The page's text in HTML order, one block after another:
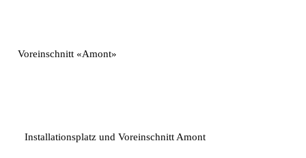
Voreinschnitt «Amont»
Installationsplatz und Voreinschnitt Amont